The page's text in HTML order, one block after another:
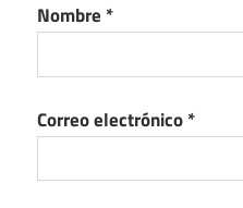
Nombre *
Correo electrónico*